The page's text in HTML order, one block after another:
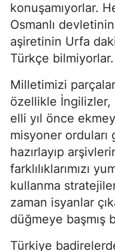
konuşamıyorlar.
Osmanlı
aşiretinin Urfa
Türkçe bilmiyorlar.
Milletimizi
özellikle İngilizler,
elli yıl önce
misyoner orduları
hazırlayıp
farklılıklarımızı
kullanma
zaman isyanlar
düğmeye başmış
Türkiye